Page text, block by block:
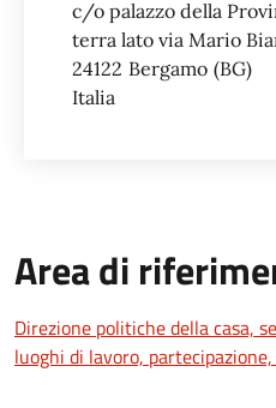
c/o palazzo della
terra lato via Mario
24122 Bergamo BG
Italia
Area di
Direzione politiche della casa,
luoghi di lavoro,